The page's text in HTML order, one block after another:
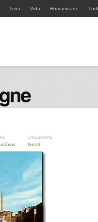
Terra Vida Humanidade
CATEGORIAS
Geral